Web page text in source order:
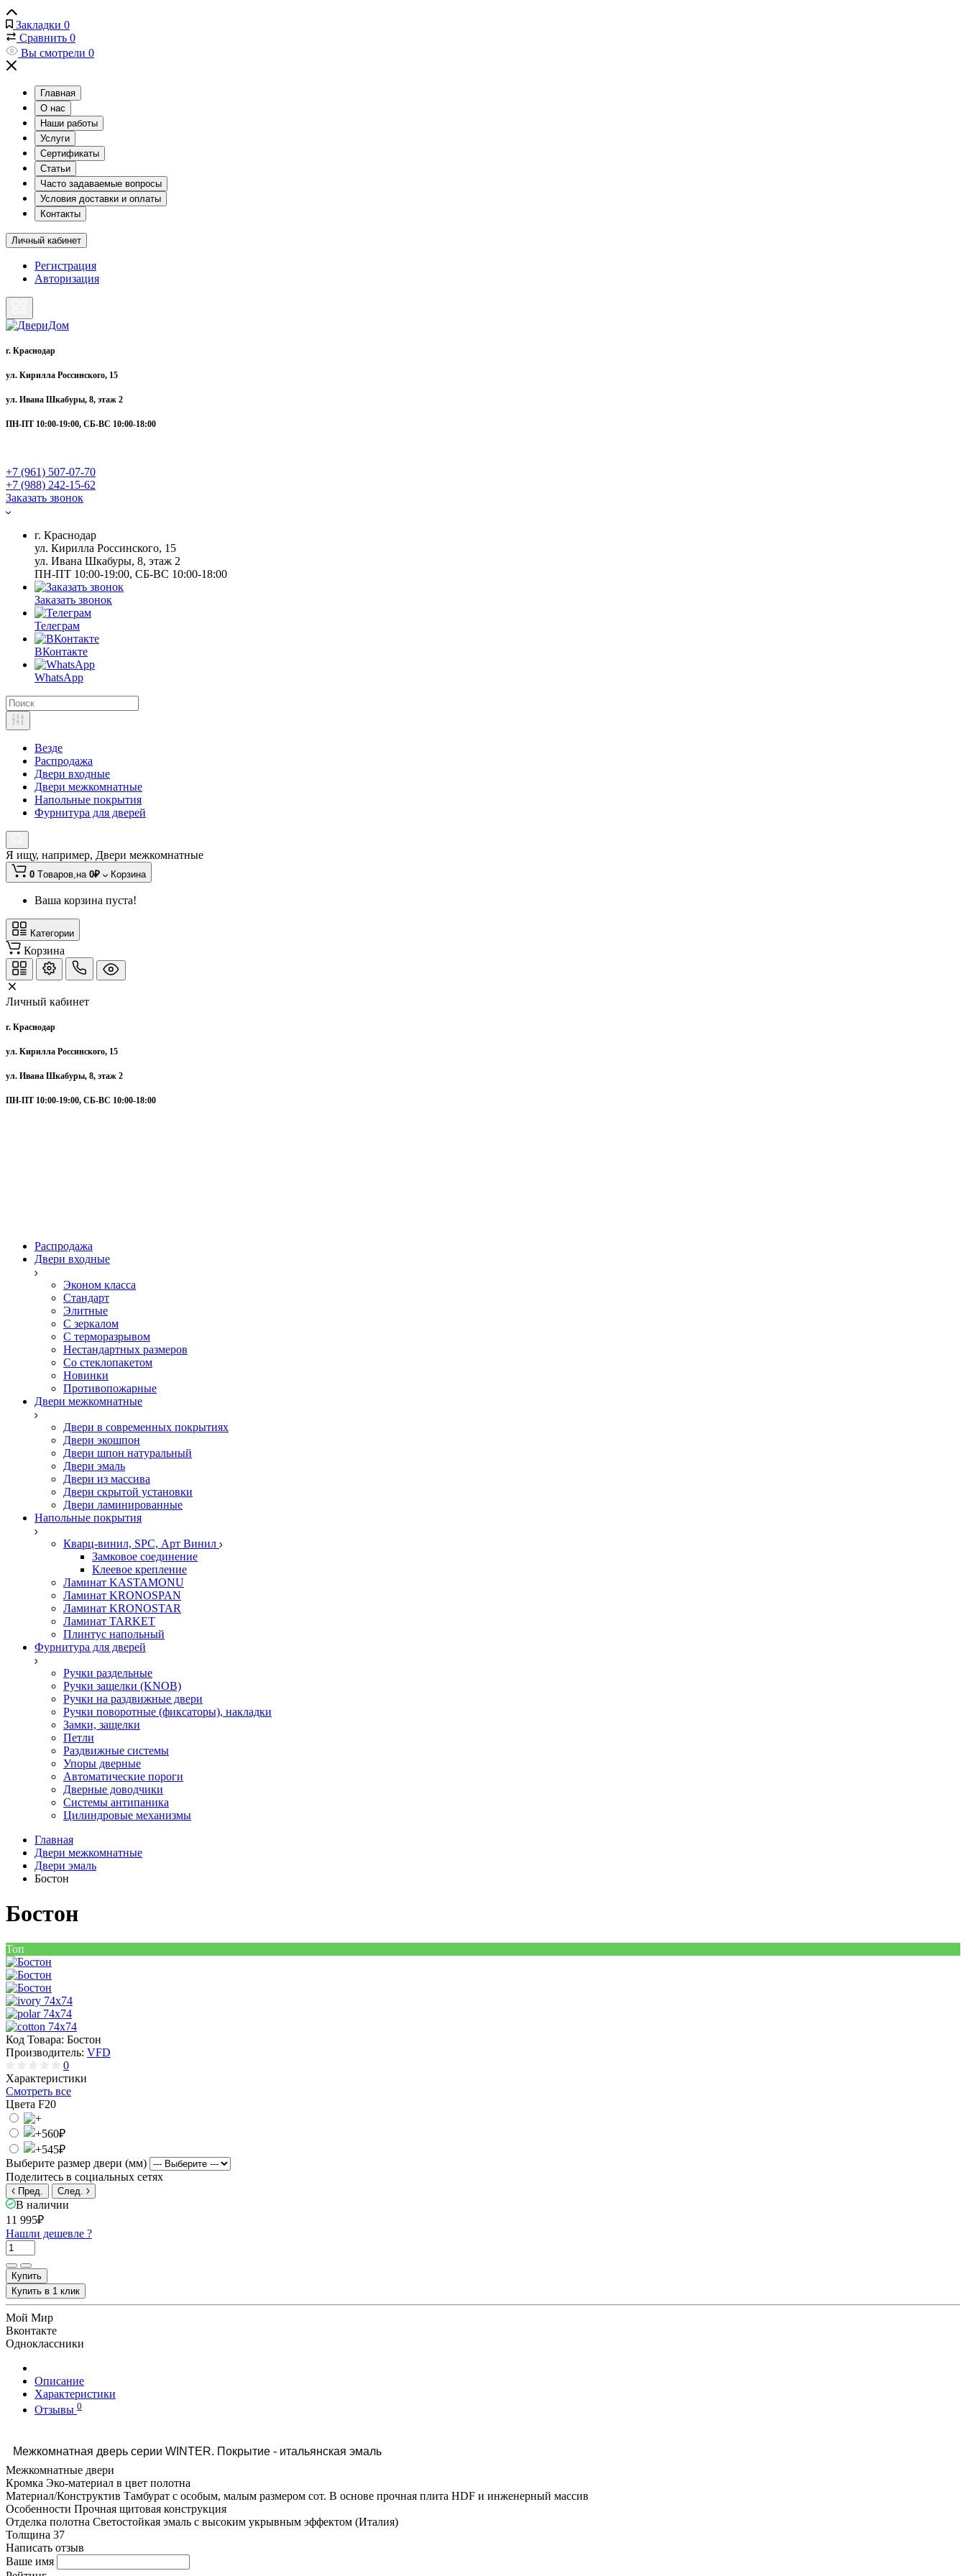
Закладки 0
Сравнить 0
Вы смотрели 0
Главная
О нас
Наши работы
Услуги
Сертификаты
Статьи
Часто задаваемые вопросы
Условия доставки и оплаты
Контакты
Личный кабинет
Регистрация
Авторизация
г. Краснодар
ул. Кирилла Россинского, 15
ул. Ивана Шкабуры, 8, этаж 2
ПН-ПТ 10:00-19:00, СБ-ВС 10:00-18:00
+7 (961) 507-07-70
+7 (988) 242-15-62
Заказать звонок
г. Краснодар
ул. Кирилла Россинского, 15
ул. Ивана Шкабуры, 8, этаж 2
ПН-ПТ 10:00-19:00, СБ-ВС 10:00-18:00
Заказать звонок
Телеграм
ВКонтакте
WhatsApp
Везде
Распродажа
Двери входные
Двери межкомнатные
Напольные покрытия
Фурнитура для дверей
Я ищу, например, Двери межкомнатные
0 Tоваров,на 0₽ Корзина
Ваша корзина пуста!
Категории
Корзина
Личный кабинет
г. Краснодар
ул. Кирилла Россинского, 15
ул. Ивана Шкабуры, 8, этаж 2
ПН-ПТ 10:00-19:00, СБ-ВС 10:00-18:00
Распродажа
Двери входные
Эконом класса
Стандарт
Элитные
С зеркалом
С терморазрывом
Нестандартных размеров
Со стеклопакетом
Новинки
Противопожарные
Двери межкомнатные
Двери в современных покрытиях
Двери экошпон
Двери шпон натуральный
Двери эмаль
Двери из массива
Двери скрытой установки
Двери ламинированные
Напольные покрытия
Кварц-винил, SPC, Арт Винил
Замковое соединение
Клеевое крепление
Ламинат KASTAMONU
Ламинат KRONOSPAN
Ламинат KRONOSTAR
Ламинат TARKET
Плинтус напольный
Фурнитура для дверей
Ручки раздельные
Ручки защелки (KNOB)
Ручки на раздвижные двери
Ручки поворотные (фиксаторы), накладки
Замки, защелки
Петли
Раздвижные системы
Упоры дверные
Автоматические пороги
Дверные доводчики
Системы антипаника
Цилиндровые механизмы
Главная
Двери межкомнатные
Двери эмаль
Бостон
Бостон
Топ
Код Товара: Бостон
Производитель: VFD
0
Характеристики
Смотреть все
Цвета F20
Выберите размер двери (мм)
Поделитесь в социальных сетях
Пред. След.
В наличии
11 995₽
Нашли дешевле ?
Купить
Купить в 1 клик
Мой Мир
Вконтакте
Одноклассники
Описание
Характеристики
Отзывы 0
Межкомнатная дверь серии WINTER. Покрытие - итальянская эмаль
Межкомнатные двери
Кромка Эко-материал в цвет полотна
Материал/Конструктив Тамбурат с особым, малым размером сот. В основе прочная плита HDF и инженерный массив
Особенности Прочная щитовая конструкция
Отделка полотна Светостойкая эмаль с высоким укрывным эффектом (Италия)
Толщина 37
Написать отзыв
Ваше имя